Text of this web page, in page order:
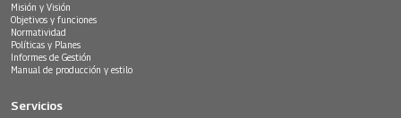
Misión y Visión
Objetivos y funciones
Normatividad
Políticas y Planes
Informes de Gestión
Manual de producción y estilo
Servicios